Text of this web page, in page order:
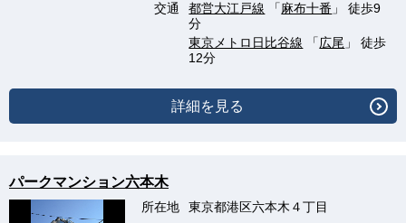
交通
都営大江戸線 「麻布十番 」 徒歩9
分
東京メトロ日比谷線 「広尾 」 徒歩
12分
詳細を見る
パークマンション六本木
所在地
東京都港区六本木４丁目